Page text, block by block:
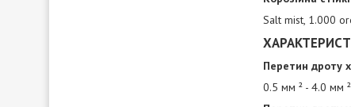
Salt mist, 1.000
Перетин дроту
0.5 мм ² - 4.0 мм ²